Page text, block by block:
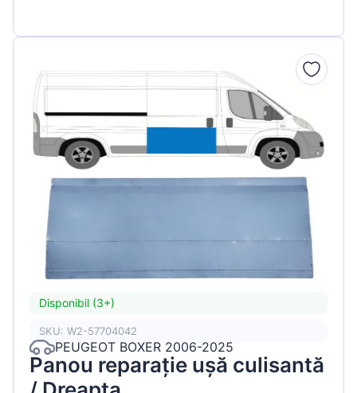
Disponibil (3+)
SKU: W2-57704042
PEUGEOT BOXER 2006-2025
Panou reparație ușă culisantă